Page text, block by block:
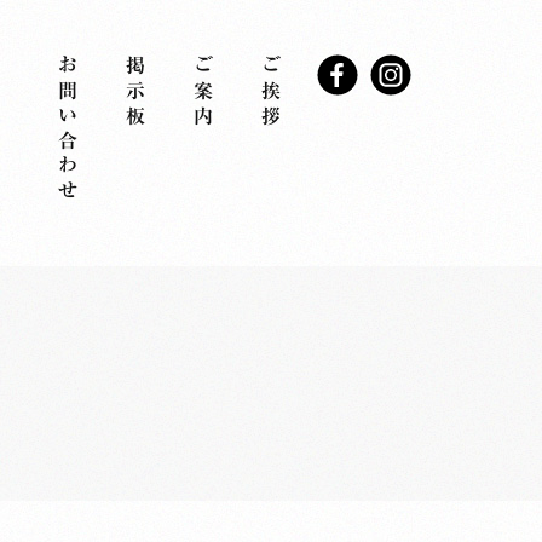
ご挨拶
ご案内
掲示板
お問い合わせ